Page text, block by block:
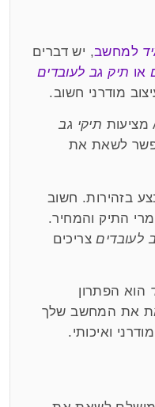
למחשב, יש דברים
או תיק גב לעובדים
מודרני חשוב.
תיקי גב
לשאת את
בזהירות. חשוב
התיק והמחיר.
לעובדיםצריכים
הוא הפתרון
את המחשב שלך
ואיכותי.